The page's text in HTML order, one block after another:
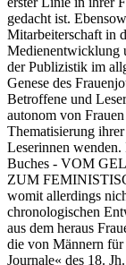
gedacht ist.
Mitarbeiterschaft in
Medienentwicklung
der Publizistik im
Genese des
Betroffene und
autonom von
Thematisierung
Leserinnen wenden.
Buches - VOM
ZUM
womit allerdings
chronologischen
aus dem heraus
die von Männern für
Journale« des 18.